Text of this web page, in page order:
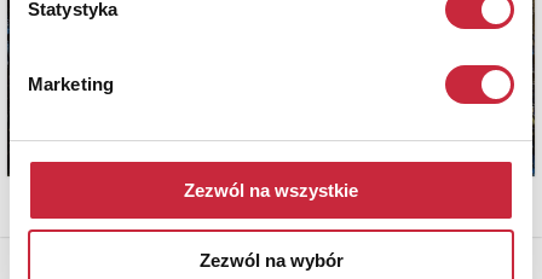
Statystyka
Marketing
Zezwól na wszystkie
Zezwól na wybór
* - podlega opłacie DdS (patrz regulamin)